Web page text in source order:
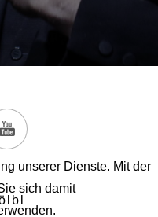
unserer Dienste. Mit der
sich damit